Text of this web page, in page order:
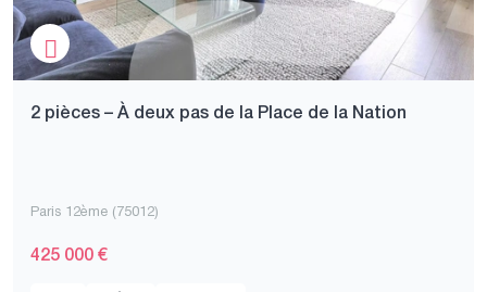
2 pièces – À deux pas de la Place de la Nation
Paris 12ème (75012)
425 000 €